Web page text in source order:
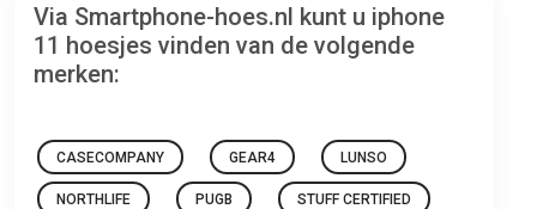
Via Smartphone-hoes.nl kunt u iphone
11 hoesjes vinden van de volgende
merken:
CASECOMPANY GEAR4 LUNSO
NORTHLIFE PUGB STUFF CERTIFIED